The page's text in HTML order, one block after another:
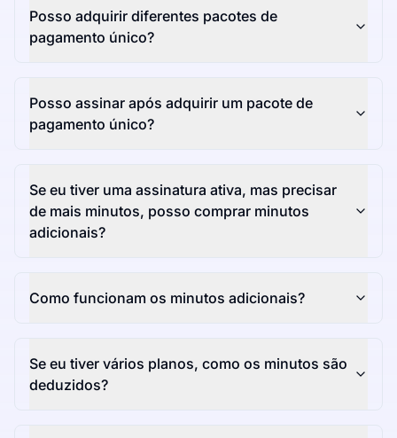
Posso adquirir diferentes pacotes de
pagamento único?
Posso assinar após adquirir um pacote de
pagamento único?
Se eu tiver uma assinatura ativa, mas precisar
de mais minutos, posso comprar minutos
adicionais?
Como funcionam os minutos adicionais?
Se eu tiver vários planos, como os minutos são
deduzidos?